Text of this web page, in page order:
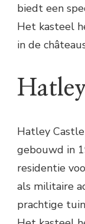
biedt een
Het kasteel
in de
Hatley
gebouwd in
residentie
als militaire
prachtige